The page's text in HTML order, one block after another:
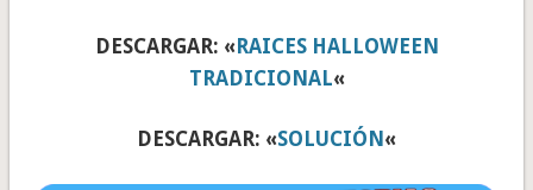
DESCARGAR: «RAICES HALLOWEEN
TRADICIONAL«
DESCARGAR: «SOLUCIÓN «